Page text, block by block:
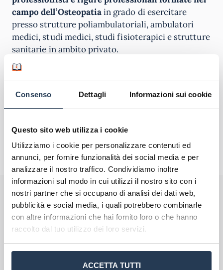
Consenso Dettagli Informazioni sui cookie
Questo sito web utilizza i cookie
Utilizziamo i cookie per personalizzare contenuti ed
annunci, per fornire funzionalità dei social media e per
analizzare il nostro traffico. Condividiamo inoltre
informazioni sul modo in cui utilizzi il nostro sito con i
nostri partner che si occupano di analisi dei dati web,
pubblicità e social media, i quali potrebbero combinarle
con altre informazioni che hai fornito loro o che hanno
raccolto dal tuo utilizzo dei loro servizi.
ACCETTA TUTTI
campo dell’Osteopatiain grado di esercitare
presso strutture poliambulatoriali, ambulatori
medici, studi medici, studi fisioterapici e strutture
sanitarie in ambito privato.
La tua email sarà utilizzata per comunicarti se qualcuno risponde al tuo commento
e non sarà pubblicata. Dichiari di avere preso visione e di accettare quanto previsto
dalla informativa privacy. Pubblicando questo commento dai il consenso affinché un
cookie salvi i tuoi dati (nome, email) per il prossimo commento.
Ho letto e acconsento l'informativa
Acconsento all'uso dei miei dati da parte di terzi per
finalità di marketing diretto con modalità
automatizzate o tradizionali
conferma e pubblica
Perché rivolgersi ad AteneiOnline.it: